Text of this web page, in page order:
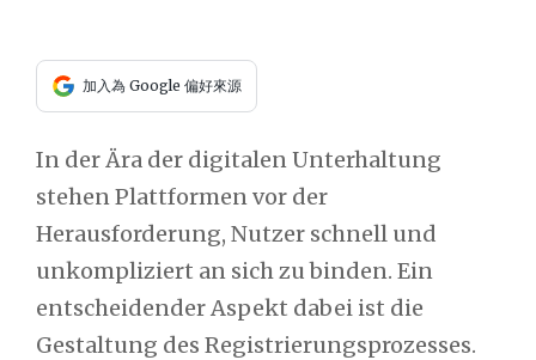
加入為 Google 偏好來源
In der Ära der digitalen Unterhaltung
stehen Plattformen vor der
Herausforderung, Nutzer schnell und
unkompliziert an sich zu binden. Ein
entscheidender Aspekt dabei ist die
Gestaltung des Registrierungsprozesses.